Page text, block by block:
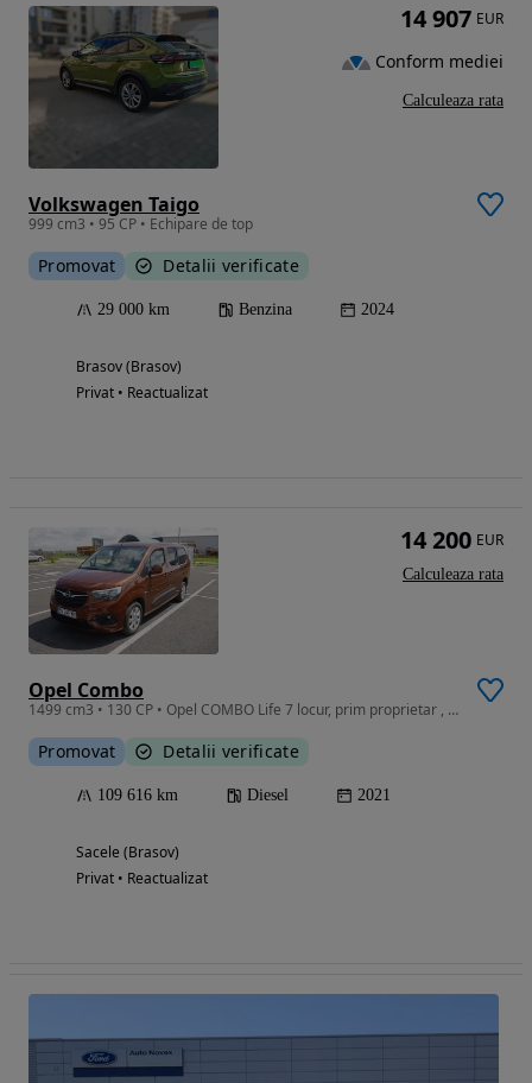
Volkswagen Taigo
999 cm3 • 95 CP • Echipare de top
Promovat Detalii verificate
29 000 km Benzina 2024
Brasov (Brasov)
Privat • Reactualizat
14 907 EUR
Conform mediei
Calculeaza rata
Opel Combo
1499 cm3 • 130 CP • Opel COMBO Life 7 locur, prim proprietar , stare buna.
Promovat Detalii verificate
109 616 km Diesel 2021
Sacele (Brasov)
Privat • Reactualizat
14 200 EUR
Calculeaza rata